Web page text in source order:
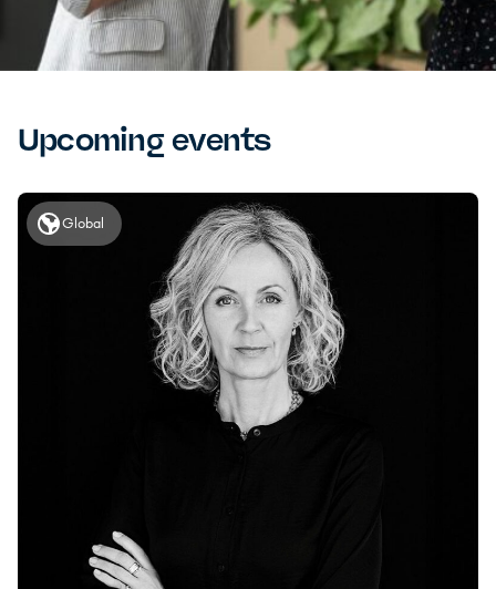
Upcoming events
Global